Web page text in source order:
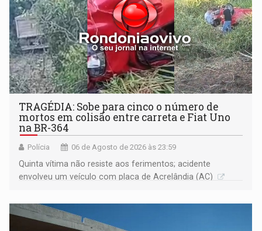
TRAGÉDIA: Sobe para cinco o número de
mortos em colisão entre carreta e Fiat Uno
na BR-364
Polícia 06 de Agosto de 2026 às 23:59
Quinta vítima não resiste aos ferimentos; acidente
envolveu um veículo com placa de Acrelândia (AC)